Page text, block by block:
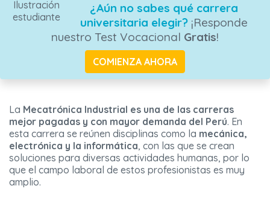
¿Aún no sabes qué carrera
universitaria elegir?¡Responde
nuestro Test Vocacional Gratis!
COMIENZA AHORA
La Mecatrónica Industrial es una de las carreras
mejor pagadas y con mayor demanda del Perú. En
esta carrera se reúnen disciplinas como la mecánica,
electrónica y la informática, con las que se crean
soluciones para diversas actividades humanas, por lo
que el campo laboral de estos profesionistas es muy
amplio.